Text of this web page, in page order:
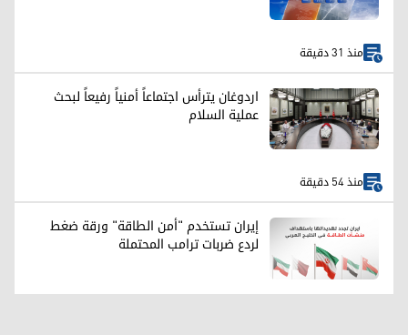
منذ 31 دقيقة
اردوغان يترأس اجتماعاً أمنياً رفيعاً لبحث
عملية السلام
منذ 54 دقيقة
إيران تستخدم "أمن الطاقة" ورقة ضغط
لردع ضربات ترامب المحتملة